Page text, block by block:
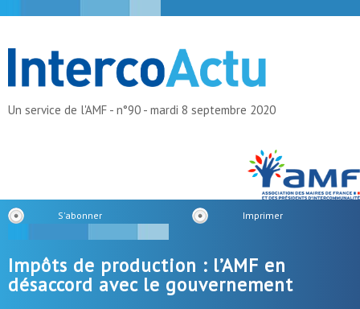
Un service de l'AMF - n°90 - mardi 8 septembre 2020
S'abonner Imprimer
Impôts de production : l’AMF en
désaccord avec le gouvernement